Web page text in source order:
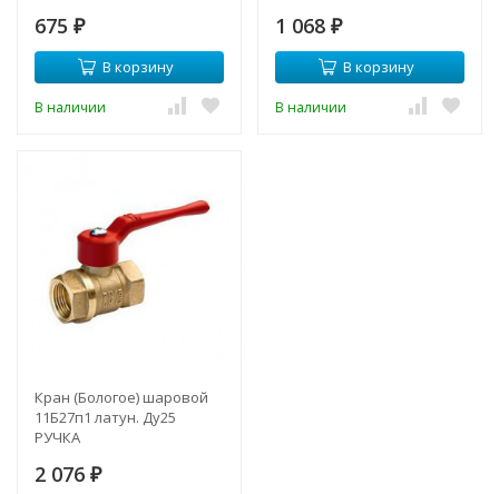
675 ₽
В корзину
В наличии
1 068 ₽
В корзину
В наличии
Кран (Бологое) шаровой
11Б27п1 латун. Ду25
РУЧКА
2 076 ₽